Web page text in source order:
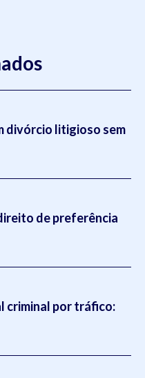
divórcio litigioso sem
de preferência
criminal por tráfico: